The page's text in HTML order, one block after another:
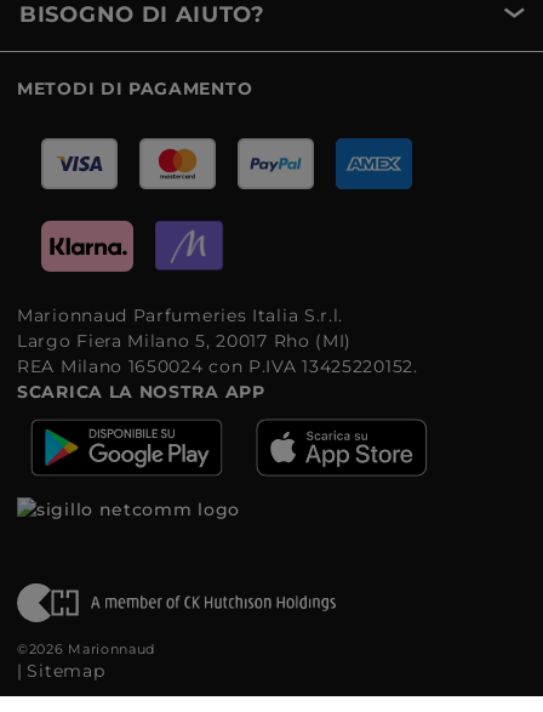
BISOGNO DI AIUTO?
METODI DI PAGAMENTO
Marionnaud Parfumeries Italia S.r.l.
Largo Fiera Milano 5, 20017 Rho (MI)
REA Milano 1650024 con P.IVA 13425220152.
SCARICA LA NOSTRA APP
©2026 Marionnaud
| Sitemap